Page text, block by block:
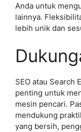
Anda untuk
lainnya.
lebih unik dan
SEO atau Search
penting untuk
mesin pencari.
mendukung
yang bersih,